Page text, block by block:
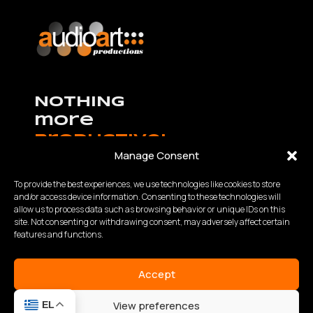
Manage Consent
To provide the best experiences, we use technologies like cookies to store
and/or access device information. Consenting to these technologies will
allow us to process data such as browsing behavior or unique IDs on this
site. Not consenting or withdrawing consent, may adversely affect certain
features and functions.
Accept
View preferences
NOTHING
more
productive!
K.Καραμανλή – Θ.Χαρίση 63 Θεσσαλονίκη,
Τηλ:
2310 840200
- Fax: 2310 934848
Δευτέρα – Παρασκευή | 10:00 – 18:00
EL